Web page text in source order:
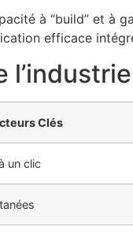
à “build” et à
efficace
Clés
un clic